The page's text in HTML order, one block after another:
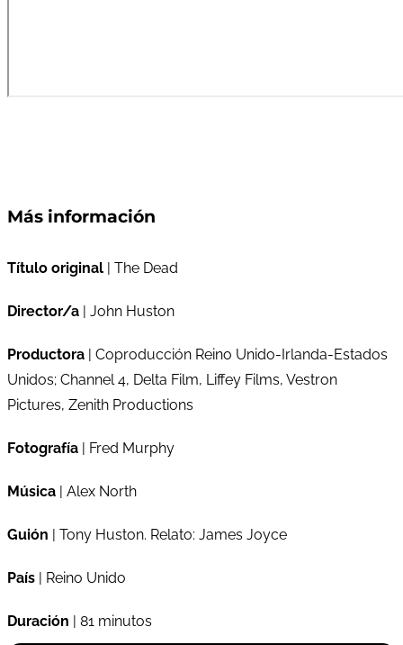
Más información
Título original | The Dead
Director/a | John Huston
Productora | Coproducción Reino Unido-Irlanda-Estados
Unidos; Channel 4, Delta Film, Liffey Films, Vestron
Pictures, Zenith Productions
Fotografía | Fred Murphy
Música | Alex North
Guión | Tony Huston. Relato: James Joyce
País | Reino Unido
Duración | 81 minutos